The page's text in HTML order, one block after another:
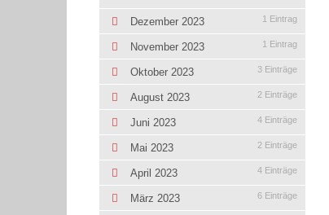
Dezember 2023 1 Eintrag
November 2023 1 Eintrag
Oktober 2023 3 Einträge
August 2023 2 Einträge
Juni 2023 4 Einträge
Mai 2023 2 Einträge
April 2023 4 Einträge
März 2023 6 Einträge